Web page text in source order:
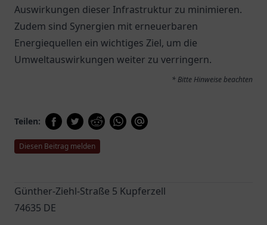
Auswirkungen dieser Infrastruktur zu minimieren.
Zudem sind Synergien mit erneuerbaren
Energiequellen ein wichtiges Ziel, um die
Umweltauswirkungen weiter zu verringern.
* Bitte Hinweise beachten
Teilen:
Diesen Beitrag melden
Günther-Ziehl-Straße 5 Kupferzell
74635 DE